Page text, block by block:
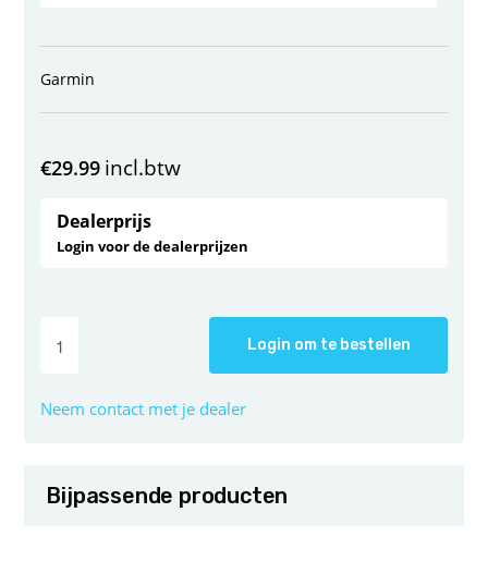
Garmin
€29.99 incl.btw
Dealerprijs
Login voor de dealerprijzen
Login om te bestellen
Neem contact met je dealer
Bijpassende producten